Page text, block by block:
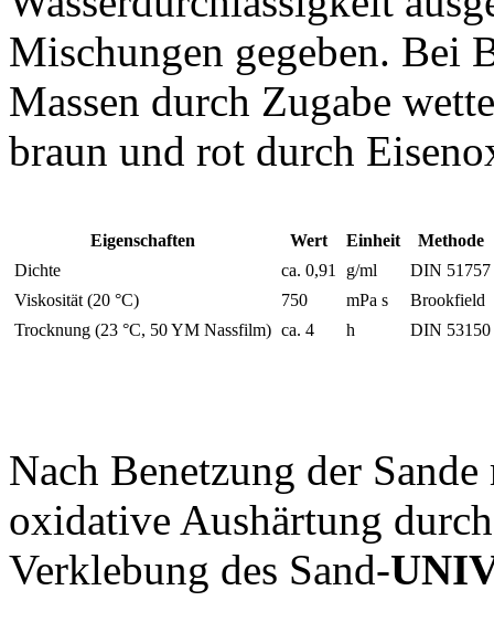
Mischungen gegeben. Bei
Massen durch Zugabe
braun und rot durch
Eigenschaften Wert Einheit
Methode
Dichte
ca. 0,91 g/ml
DIN 51757
Viskosität (20 °C)
750 mPa s
Brookfield
Trocknung (23 °C, 50 YM Nassfilm) ca. 4 h DIN 53150
Nach Benetzung der
oxidative Aushärtung
Verklebung des Sand-